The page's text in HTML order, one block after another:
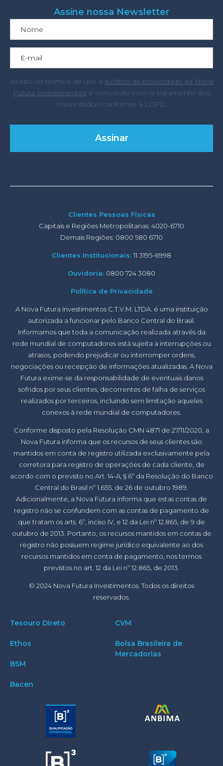
Assine nossa Newsletter
Aceito os termos de uso e política de privacidade da Nova
Futura Investimentose concordo com o tratamento dos
meus dados conforme a LGPD.
Clientes Pessoas Físicas
Capitais e Regiões Metropolitanas: 4020-6710
Demais Regiões: 0800 580 6710
Clientes Institucionais: 11 3195-6998
Ouvidoria: 0800 724 3080
Política de Privacidade
A Nova Futura Investimentos C.T.V.M. LTDA. é uma instituição
autorizada a funcionar pelo Banco Central do Brasil.
Informamos que toda a comunicação realizada através da
rede mundial de computadores está sujeita a interrupções ou
atrasos, podendo prejudicar ou interromper ordens,
negociações ou recepção de informações atualizadas. A Nova
Futura exime-se da responsabilidade de eventuais danos
sofridos por seus clientes, decorrentes de falha de serviços
realizados por terceiros, incluindo sem limitação aqueles
conexos à rede mundial de computadores.
Conforme disposto pela Resolução CMN 4871 de 27/11/2020, a
Nova Futura informa que os recursos de seus clientes são
mantidos em conta de registro utilizada exclusivamente pela
corretora para registro de operações de cada cliente, de
acordo com o previsto no Art. 14-A, § 6º da Resolução do Banco
Central do Brasil nº 1.655, de 26 de outubro 1989.
Adicionalmente, a Nova Futura informa que estas contas de
registro não se confundem com as contas de pagamento de
que tratam os arts. 6º, inciso IV, e 12 da Lei nº 12.865, de 9 de
outubro de 2013. Portanto, os recursos mantidos em contas de
registro não possuem regime jurídico equivalente ao dos
recursos mantidos em conta de pagamento, nos termos
previstos no art. 12 da Lei nº 12.865, de 2013.
© 2024 Nova Futura Investimentos. Todos os direitos
reservados.
Tesouro Direto
Ethos
BSM
Bacen
CVM
Bolsa Brasileira de
Mercadorias